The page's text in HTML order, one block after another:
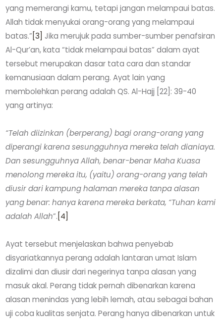
yang memerangi kamu, tetapi jangan melampaui batas.
Allah tidak menyukai orang-orang yang melampaui
batas.”[3] Jika merujuk pada sumber-sumber penafsiran
Al-Qur’an, kata “tidak melampaui batas” dalam ayat
tersebut merupakan dasar tata cara dan standar
kemanusiaan dalam perang. Ayat lain yang
membolehkan perang adalah QS. Al-Hajj [22]: 39-40
yang artinya:
“Telah diizinkan (berperang) bagi orang-orang yang
diperangi karena sesungguhnya mereka telah dianiaya.
Dan sesungguhnya Allah, benar-benar Maha Kuasa
menolong mereka itu, (yaitu) orang-orang yang telah
diusir dari kampung halaman mereka tanpa alasan
yang benar: hanya karena mereka berkata, “Tuhan kami
adalah Allah”.[4]
Ayat tersebut menjelaskan bahwa penyebab
disyariatkannya perang adalah lantaran umat Islam
dizalimi dan diusir dari negerinya tanpa alasan yang
masuk akal. Perang tidak pernah dibenarkan karena
alasan menindas yang lebih lemah, atau sebagai bahan
uji coba kualitas senjata. Perang hanya dibenarkan untuk